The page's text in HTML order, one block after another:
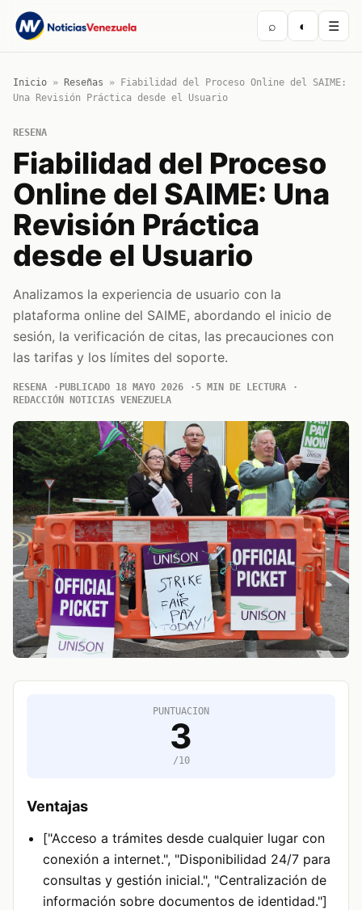
⌕ ◐ ☰
Inicio » Reseñas »
Fiabilidad del Proceso Online del SAIME:
Una Revisión Práctica desde el Usuario
RESENA
Fiabilidad del Proceso
Online del SAIME: Una
Revisión Práctica
desde el Usuario
Analizamos la experiencia de usuario con la
plataforma online del SAIME, abordando el inicio de
sesión, la verificación de citas, las precauciones con
las tarifas y los límites del soporte.
RESENA PUBLICADO 18 MAYO 2026
5 MIN DE LECTURA
REDACCIÓN NOTICIAS VENEZUELA
PUNTUACION
3
/10
Ventajas
["Acceso a trámites desde cualquier lugar con
conexión a internet.", "Disponibilidad 24/7 para
consultas y gestión inicial.", "Centralización de
información sobre documentos de identidad."]